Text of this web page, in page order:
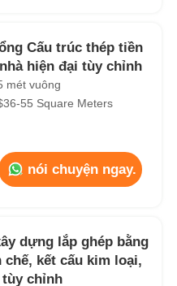
Cấu trúc thép tiền
hiện đại tùy chỉnh
mét vuông
55 Square Meters
nói chuyện ngay.
dựng lắp ghép bằng
chế, kết cấu kim loại,
chỉnh